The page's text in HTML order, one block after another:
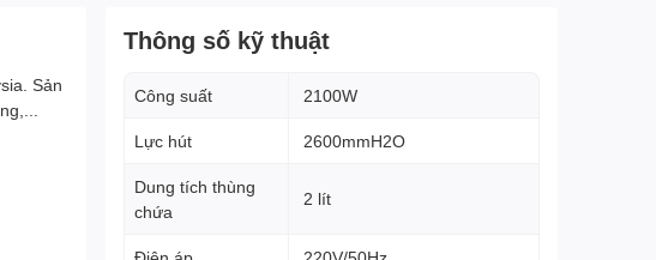
Sản
Thông số kỹ thuật
Công suất 2100W
Lực hút 2600mmH2O
Dung tích thùng
chứa
2 lít